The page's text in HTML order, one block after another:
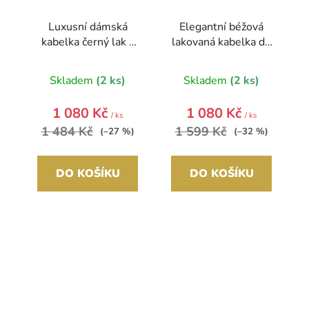
Luxusní dámská
kabelka černý lak s
S504 GROSSO
Skladem (2 ks)
1 080 Kč / ks
1 484 Kč (–27 %)
DO KOŠÍKU
Elegantní béžová
lakovaná kabelka do
Skladem (2 ks)
1 080 Kč / ks
1 599 Kč (–32 %)
DO KOŠÍKU